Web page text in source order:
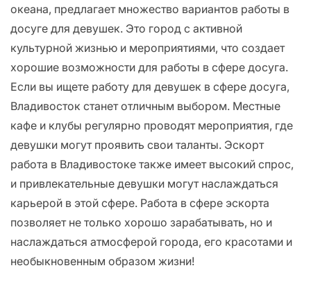
океана, предлагает множество вариантов работы в
досуге для девушек. Это город с активной
культурной жизнью и мероприятиями, что создает
хорошие возможности для работы в сфере досуга.
Если вы ищете работу для девушек в сфере досуга,
Владивосток станет отличным выбором. Местные
кафе и клубы регулярно проводят мероприятия, где
девушки могут проявить свои таланты. Эскорт
работа в Владивостоке также имеет высокий спрос,
и привлекательные девушки могут наслаждаться
карьерой в этой сфере. Работа в сфере эскорта
позволяет не только хорошо зарабатывать, но и
наслаждаться атмосферой города, его красотами и
необыкновенным образом жизни!